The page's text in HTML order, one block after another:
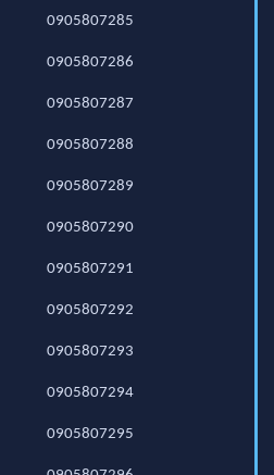
0905807285
0905807286
0905807287
0905807288
0905807289
0905807290
0905807291
0905807292
0905807293
0905807294
0905807295